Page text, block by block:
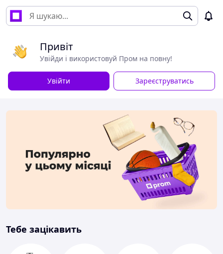
Привіт
Увійди і використовуй Пром на повну!
Увійти Зареєструватись
Тебе зацікавить